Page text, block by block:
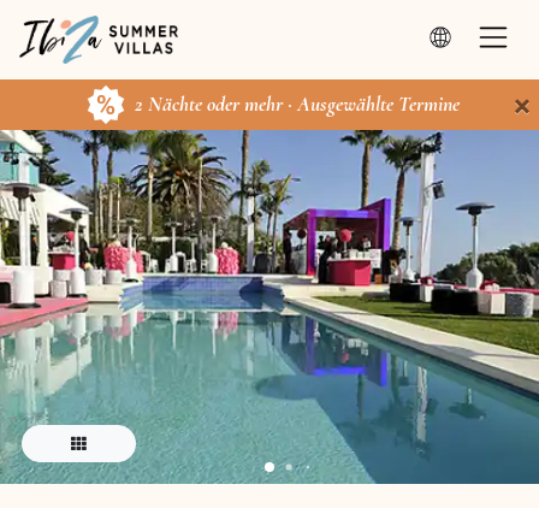
2 Nächte oder mehr · Ausgewählte Termine ×